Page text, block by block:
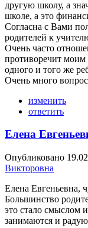
другую школу, а
школе, а это
Согласна с Вами
родителей к
Очень часто
противоречит
одного и того же
Очень много
изменить
ответить
Елена
Опубликовано
Викторовна
Елена Евгеньевна,
Большинство
это стало смыслом
занимаются и